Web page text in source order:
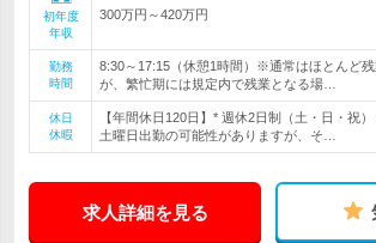
初年度
年収
300万円～420万円
勤務
時間
8:30～17:15（休憩1時間）※通常はほとんど
が、繁忙期には規定内で残業となる場…
休日
休暇
【年間休日120日】* 週休2日制（土・日・祝
土曜日出勤の可能性がありますが、そ…
求人詳細を見る